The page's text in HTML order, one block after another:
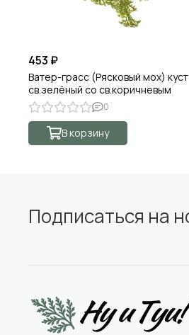
453 ₽
Ватер-грасс (Рясковый мох) куст
св.зелёный со св.коричневым
0
В корзину
Подписаться на